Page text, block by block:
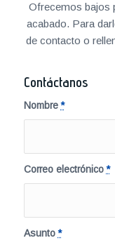
Ofrecemos bajos
acabado. Para
de contacto o
Contáctanos
Nombre*
Correo electrónico*
Asunto*